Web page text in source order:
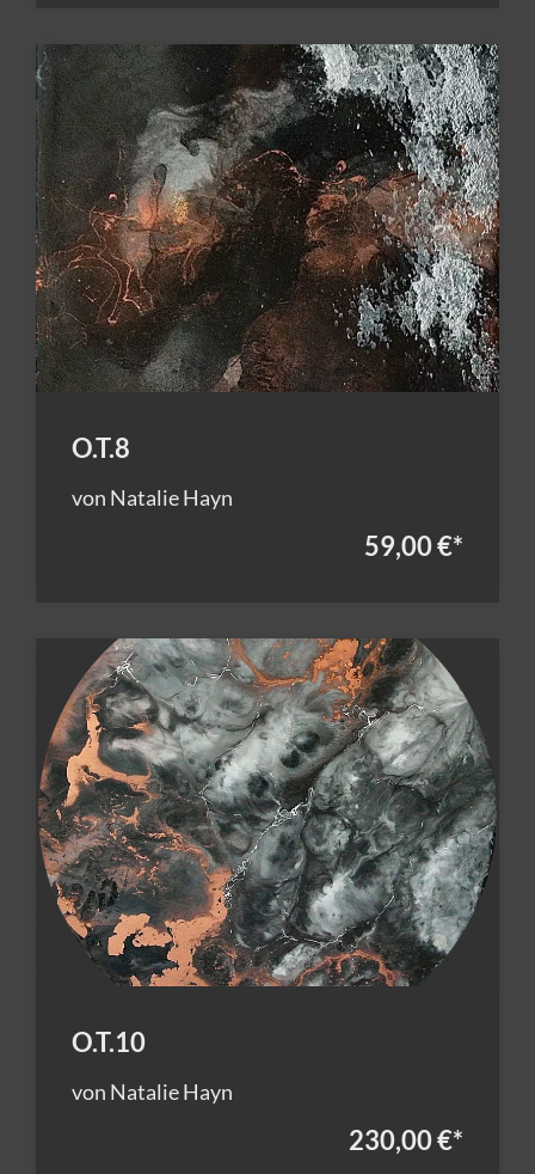
O.T.8
von Natalie Hayn
59,00 €*
O.T.10
von Natalie Hayn
230,00 €*